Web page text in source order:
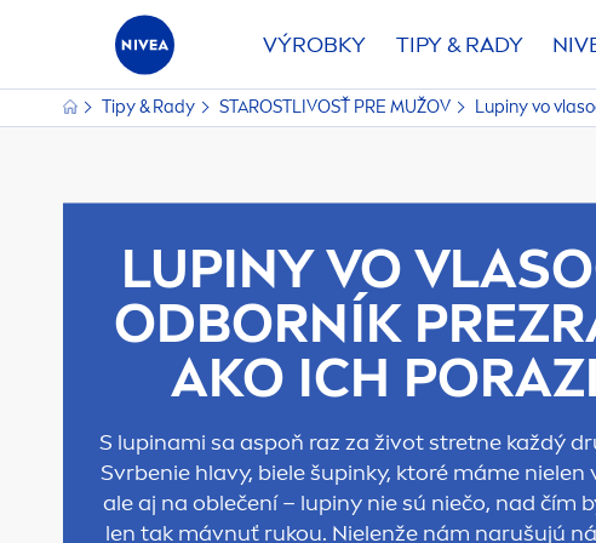
VÝROBKY TIPY & RADY
Tipy & Rady STAROSTLIVOSŤ PRE MUŽOV Lupiny vo
LUPINY VO
ODBORNÍK
AKO ICH
S lupinami sa aspoň raz za život stretne každý
Svrbenie hlavy, biele šupinky, ktoré máme nielen
ale aj na oblečení – lupiny nie sú niečo, nad čím
len tak mávnuť rukou. Nielenže nám narušujú